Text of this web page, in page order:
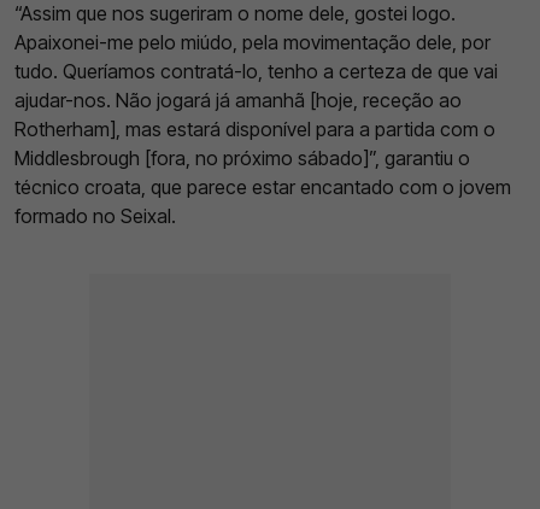
“Assim que nos sugeriram o nome dele, gostei logo.
Apaixonei-me pelo miúdo, pela movimentação dele, por
tudo. Queríamos contratá-lo, tenho a certeza de que vai
ajudar-nos. Não jogará já amanhã [hoje, receção ao
Rotherham], mas estará disponível para a partida com o
Middlesbrough [fora, no próximo sábado]”, garantiu o
técnico croata, que parece estar encantado com o jovem
formado no Seixal.